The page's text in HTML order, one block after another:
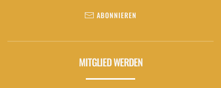
ABONNIEREN
MITGLIED WERDEN